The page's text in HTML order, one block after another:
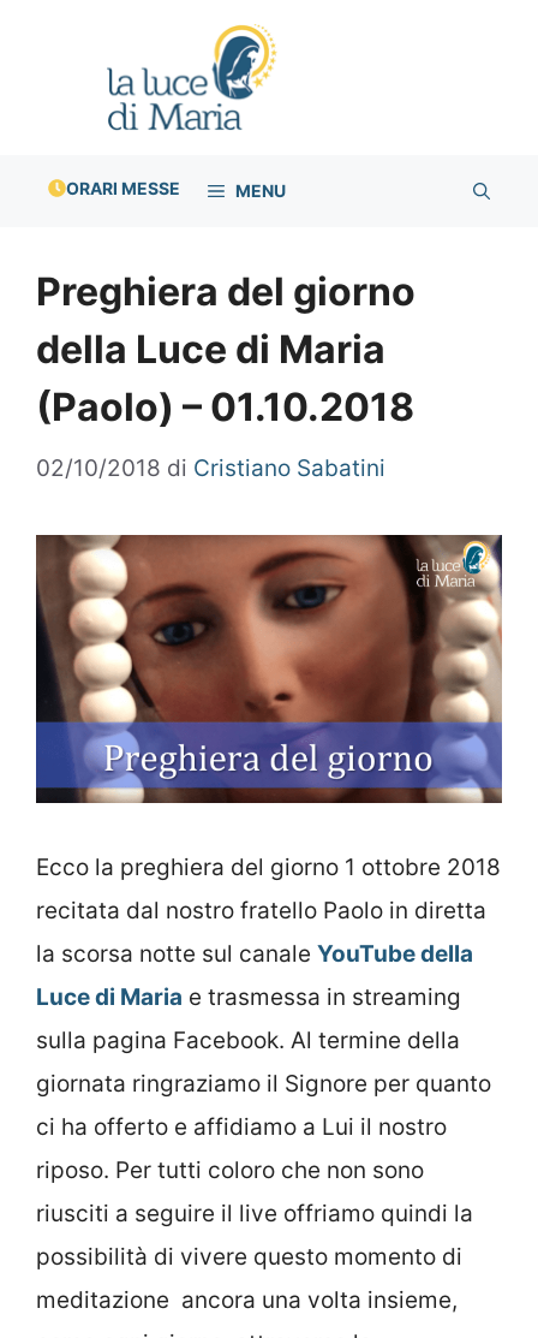
ORARI MESSE MENU
Preghiera del giorno
della Luce di Maria
(Paolo) – 01.10.2018
02/10/2018 di Cristiano Sabatini
Ecco la preghiera del giorno 1 ottobre 2018
recitata dal nostro fratello Paolo in diretta
la scorsa notte sul canale YouTube della
Luce di Maria e trasmessa in streaming
sulla pagina Facebook. Al termine della
giornata ringraziamo il Signore per quanto
ci ha offerto e affidiamo a Lui il nostro
riposo. Per tutti coloro che non sono
riusciti a seguire il live offriamo quindi la
possibilità di vivere questo momento di
meditazione ancora una volta insieme,